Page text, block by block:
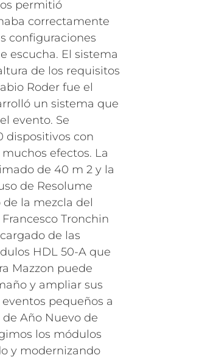
permitió
correctamente
configuraciones
escucha. El sistema
de los requisitos
Roder fue el
un sistema que
evento. Se
dispositivos con
efectos. La
de 40 m 2 y la
de Resolume
la mezcla del
Tronchin
de las
HDL 50-A que
Mazzon puede
y ampliar sus
pequeños a
Año Nuevo de
los módulos
y modernizando